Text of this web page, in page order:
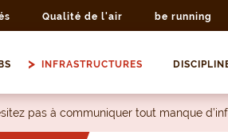
Qualité de l'air be running
INFRASTRUCTURES
pas à communiquer tout manque